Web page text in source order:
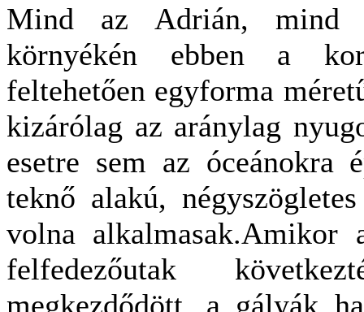
Mind az Adrián, mind
környékén ebben a
feltehetően egyforma
kizárólag az aránylag
esetre sem az óceánokra
teknő alakú,
volna alkalmasak.Amikor
felfedezőutak
megkezdődött, a gályák